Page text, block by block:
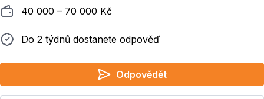
Plat 40 000 ‍–‍ 70 000 Kč
Do 2 týdnů dostanete odpověď
Do 2 týdnů dostanete odpověď
Odpovědět